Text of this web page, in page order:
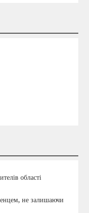
області
не залишаючи